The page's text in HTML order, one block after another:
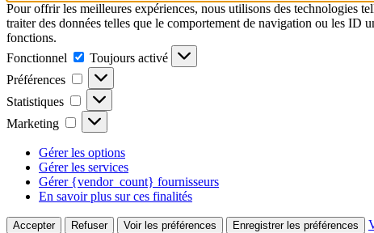
Pour offrir les meilleures expériences, nous utilisons des technologies
traiter des données telles que le comportement de navigation ou les ID
fonctions.
Fonctionnel
Fonctionnel
Toujours activé
Préférences
Préférences
Statistiques Statistiques
Marketing Marketing
Gérer les options
Gérer les services
Gérer {vendor_count} fournisseurs
En savoir plus sur ces finalités
Accepter Refuser Voir les préférences Enregistrer les préférences